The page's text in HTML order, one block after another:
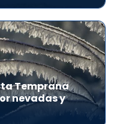
Temprana
nevadas y